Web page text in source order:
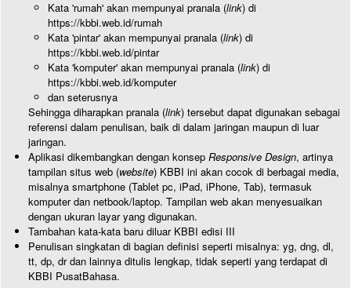
Kata 'rumah' akan mempunyai pranala (link) di
https://kbbi.web.id/rumah
Kata 'pintar' akan mempunyai pranala (link) di
https://kbbi.web.id/pintar
Kata 'komputer' akan mempunyai pranala (link) di
https://kbbi.web.id/komputer
dan seterusnya
Sehingga diharapkan pranala (link) tersebut dapat digunakan sebagai
referensi dalam penulisan, baik di dalam jaringan maupun di luar
jaringan.
Aplikasi dikembangkan dengan konsep Responsive Design, artinya
tampilan situs web (website) KBBI ini akan cocok di berbagai media,
misalnya smartphone (Tablet pc, iPad, iPhone, Tab), termasuk
komputer dan netbook/laptop. Tampilan web akan menyesuaikan
dengan ukuran layar yang digunakan.
Tambahan kata-kata baru diluar KBBI edisi III
Penulisan singkatan di bagian definisi seperti misalnya: yg, dng, dl,
tt, dp, dr dan lainnya ditulis lengkap, tidak seperti yang terdapat di
KBBI PusatBahasa.